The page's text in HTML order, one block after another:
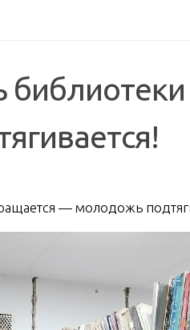
— молодожь